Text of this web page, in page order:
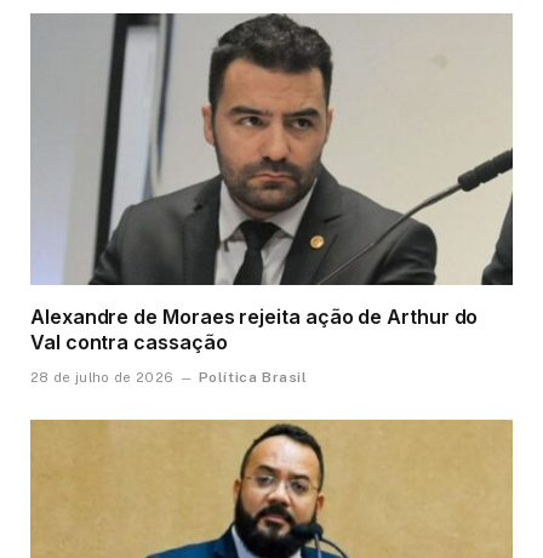
Alexandre de Moraes rejeita ação de Arthur do
Val contra cassação
28 de julho de 2026 Política Brasil